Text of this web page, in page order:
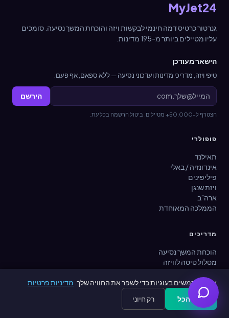
MyJet24
גנרטור כרטיס דמה חינמי לבקשות ויזה והוכחת המשך נסיעה. סומכים
עליו מטיילים ביותר מ-195 מדינות.
הישאר מעודכן
טיפי ויזה, מדריכי מדינות ועדכוני נסיעה — ללא ספאם, אף פעם.
הירשם
הצטרף ל-50,000+ מטיילים. ביטול הרשמה בכל עת.
פופולרי
תאילנד
אינדונזיה / באלי
פיליפינים
ויזת שנגן
ארה"ב
הממלכה המאוחדת
מדריכים
הוכחת המשך נסיעה
מסלול טיסה לוויזה
195 מדינות
בודק ויזה
מאתר שגרירויות
מחשבון עלויות ויזה
אנו משתמשים בעוגיות כדי לשפר את החוויה שלך. מדיניות פרטיות
קבל הכל
רק חיוני
Get Free PDF — 30 seconds